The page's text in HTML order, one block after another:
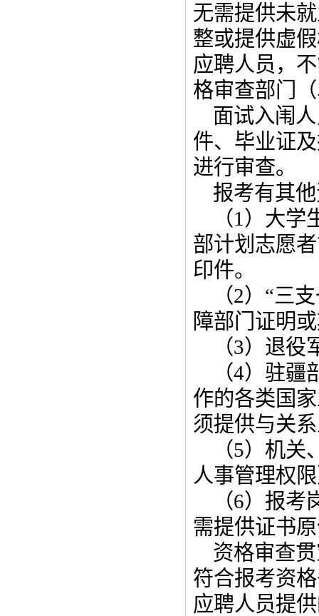
无需提供未
整或提供虚
应聘人员，
格审查部门
面试入闱
件、毕业证
进行审查。
报考有其
（1）大
部计划志愿
印件。
（2）“三
障部门证明
（3）退
（4）驻
作的各类国
须提供与关
（5）机
人事管理权
（6）报
需提供证书
资格审查
符合报考资
应聘人员提